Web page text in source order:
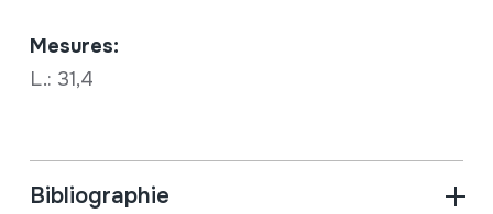
Mesures:
L.: 31,4
Bibliographie